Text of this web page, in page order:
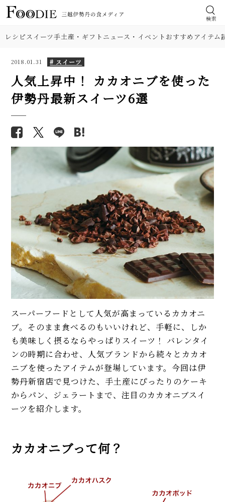
検索
レシピスイーツ手土産・ギフト ニュース・イベントおすすめアイテム
2018.01.31 # スイーツ
人気上昇中！ カカオニブを使った
伊勢丹最新スイーツ6選
スーパーフードとして人気が高まっているカカオニ
ブ。そのまま食べるのもいいけれど、手軽に、しか
も美味しく摂るならやっぱりスイーツ！ バレンタイ
ンの時期に合わせ、人気ブランドから続々とカカオ
ニブを使ったアイテムが登場しています。今回は伊
勢丹新宿店で見つけた、手土産にぴったりのケーキ
からパン、ジェラートまで、注目のカカオニブスイ
ーツを紹介します。
カカオニブって何？